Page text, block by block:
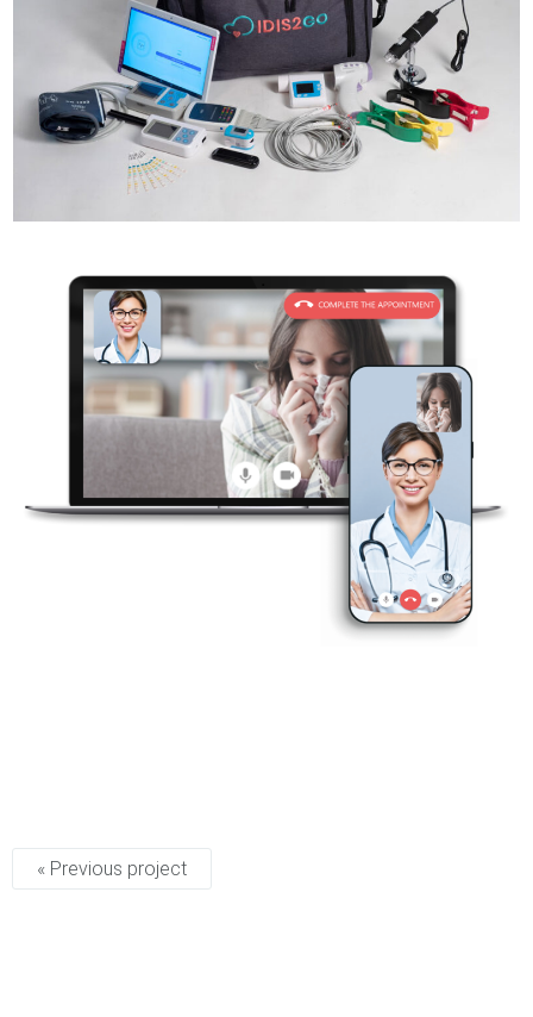
« Previous project